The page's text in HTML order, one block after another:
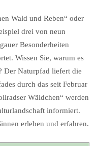
Wald und Reben“ oder
drei von neun
Besonderheiten
Wissen Sie, warum es
Der Naturpfad liefert die
durch das seit Februar
Wäldchen“ werden
informiert.
erleben und erfahren.